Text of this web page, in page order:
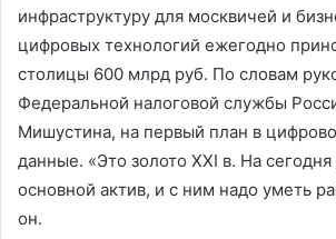
инфраструктуру для москвичей и
цифровых технологий ежегодно
столицы 600 млрд руб. По словам
Федеральной налоговой службы
Мишустина, на первый план в
данные. «Это золото XXI в. На
основной актив, и с ним надо уметь
он.